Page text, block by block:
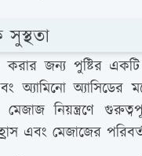
সুস্থতা
করার জন্য পুষ্টির
অ্যামিনো অ্যাসিডের
মেজাজ নিয়ন্ত্রণে
এবং মেজাজের